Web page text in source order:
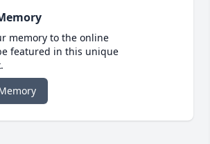
memory to the online
featured in this unique